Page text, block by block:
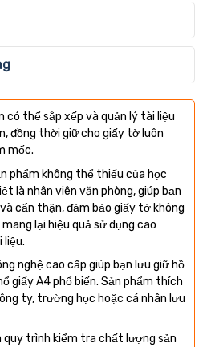
có thể sắp xếp và quản lý tài liệu
đồng thời giữ cho giấy tờ luôn
mốc.
phẩm không thể thiếu của học
là nhân viên văn phòng, giúp bạn
cẩn thận, đảm bảo giấy tờ không
lại hiệu quả sử dụng cao
liệu.
nghệ cao cấp giúp bạn lưu giữ hồ
giấy A4 phổ biến. Sản phẩm thích
ty, trường học hoặc cá nhân lưu
quy trình kiểm tra chất lượng sản